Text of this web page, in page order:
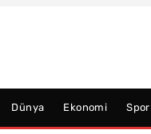
Dünya Ekonomi Spor